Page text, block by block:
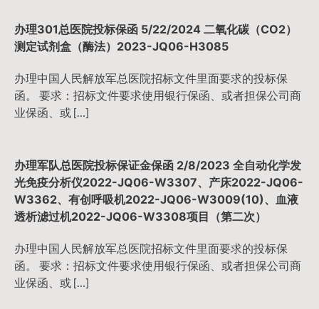
办理301总医院投标保函 5/22/2024 二氧化碳（CO2）
测定试剂盒（酶法）2023-JQ06-H3085
办理中国人民解放军总医院招标文件里面要求的投标保
函。 要求：招标文件要求使用银行保函、或者担保公司商
业保函、或 […]
办理军队总医院投标保证金保函 2/8/2023 全自动化学发
光免疫分析仪2022-JQ06-W3307、产床2022-JQ06-
W3362、有创呼吸机2022-JQ06-W3009(10)、血液
透析滤过机2022-JQ06-W3308项目（第二次）
办理中国人民解放军总医院招标文件里面要求的投标保
函。 要求：招标文件要求使用银行保函、或者担保公司商
业保函、或 […]